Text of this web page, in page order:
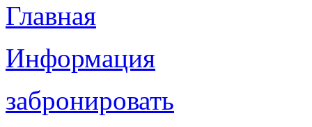
Главная
Информация
забронировать